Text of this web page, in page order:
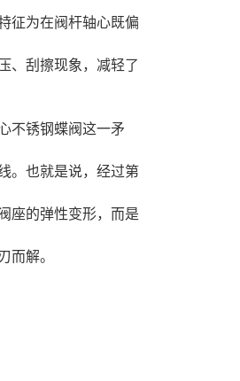
征为在阀杆轴心既偏
、刮擦现象，减轻了
不锈钢蝶阀这一矛
。也就是说，经过第
座的弹性变形，而是
而解。